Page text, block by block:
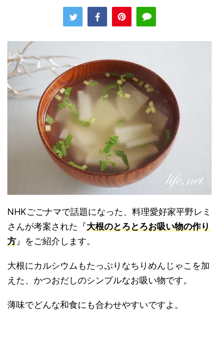
NHKごごナマで話題になった、料理愛好家平野レミ
さんが考案された『大根のとろとろお吸い物の作り
方 』をご紹介します。
大根にカルシウムもたっぷりなちりめんじゃこを加
えた、かつおだしのシンプルなお吸い物です。
薄味でどんな和食にも合わせやすいですよ。